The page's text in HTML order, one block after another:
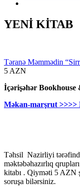
YENİ KİTAB
Təranə Məmmədin
5 AZN
İçərişəhər Bookhouse
Məkan-marşrut >>>>
Təhsil Nazirliyi
məktəbəhazırlıq
kitabı . Qiyməti 5 AZN
soruşa bilərsiniz.